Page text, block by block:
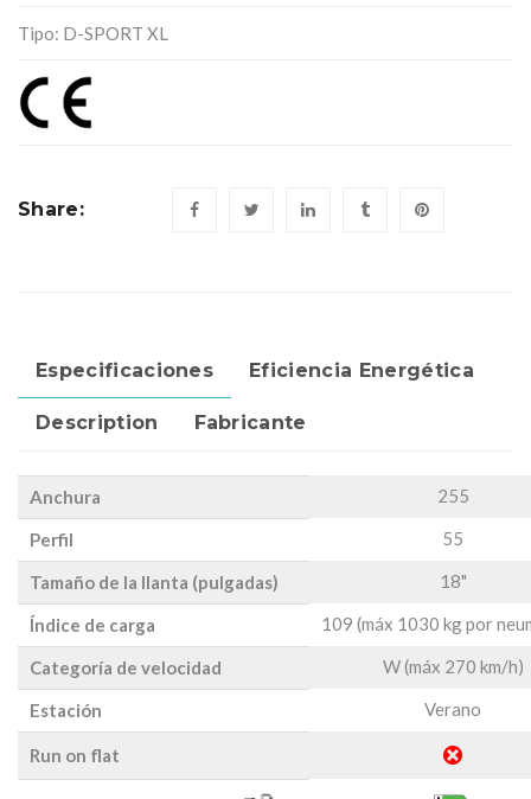
Tipo: D-SPORT XL
Share:
Especificaciones Eficiencia Energética
Description Fabricante
Anchura 255
Perfil 55
Tamaño de la llanta (pulgadas) 18"
Índice de carga 109 (máx 1030 kg por
Categoría de velocidad W (máx 270 km/h)
Estación Verano
Run on flat